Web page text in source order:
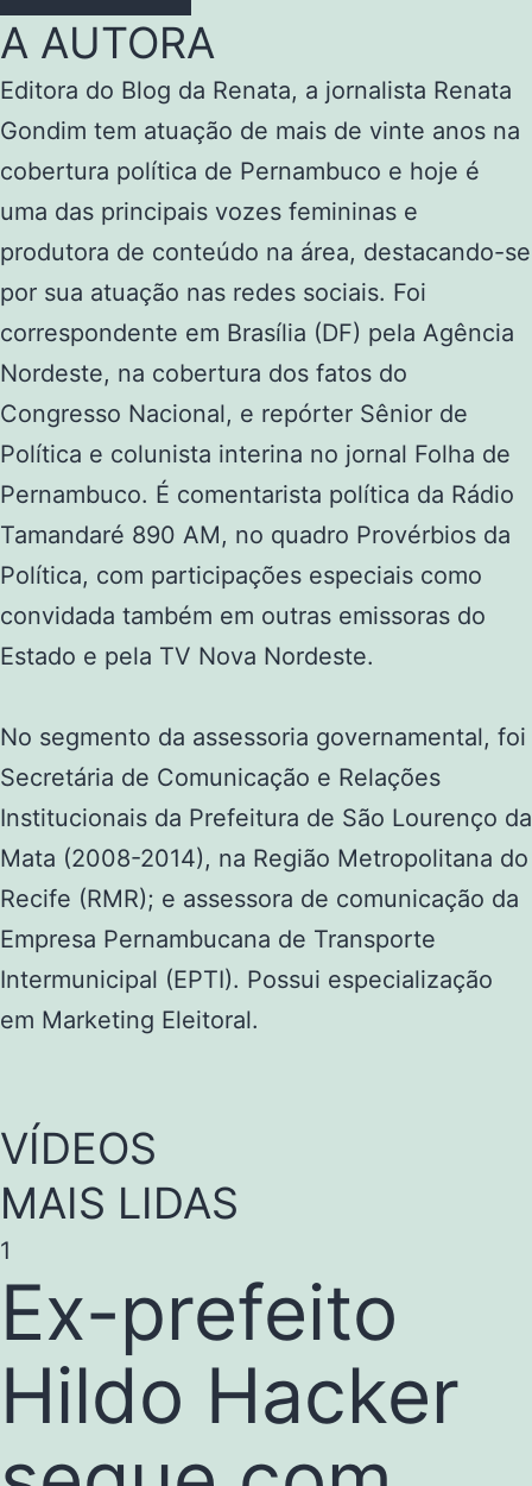
A AUTORA
Editora do Blog da Renata, a jornalista Renata
Gondim tem atuação de mais de vinte anos na
cobertura política de Pernambuco e hoje é
uma das principais vozes femininas e
produtora de conteúdo na área, destacando-se
por sua atuação nas redes sociais. Foi
correspondente em Brasília (DF) pela Agência
Nordeste, na cobertura dos fatos do
Congresso Nacional, e repórter Sênior de
Política e colunista interina no jornal Folha de
Pernambuco. É comentarista política da Rádio
Tamandaré 890 AM, no quadro Provérbios da
Política, com participações especiais como
convidada também em outras emissoras do
Estado e pela TV Nova Nordeste.
No segmento da assessoria governamental, foi
Secretária de Comunicação e Relações
Institucionais da Prefeitura de São Lourenço da
Mata (2008-2014), na Região Metropolitana do
Recife (RMR); e assessora de comunicação da
Empresa Pernambucana de Transporte
Intermunicipal (EPTI). Possui especialização
em Marketing Eleitoral.
VÍDEOS
MAIS LIDAS
1
Ex-prefeito
Hildo Hacker